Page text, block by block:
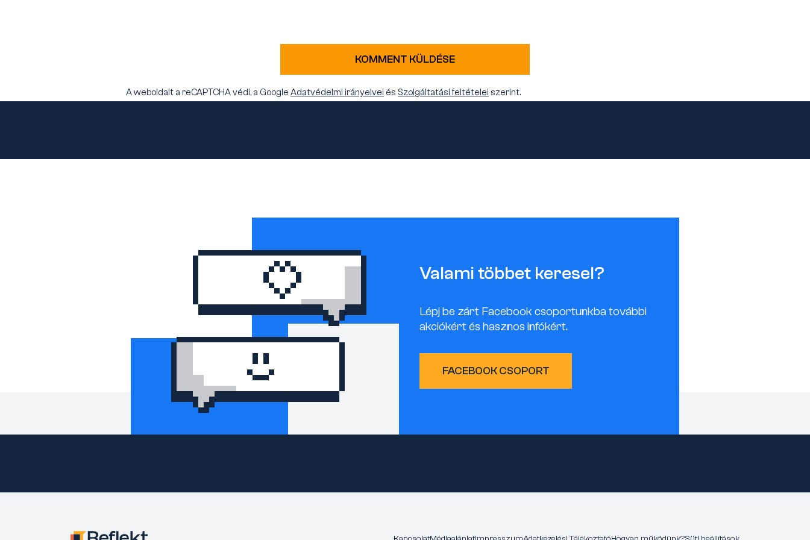
KOMMENT KÜLDÉSE
A weboldalt a reCAPTCHA védi, a Google Adatvédelmi irányelvei és Szolgáltatási feltételei szerint.
Valami többet keresel?
Lépj be zárt Facebook csoportunkba további
akciókért és hasznos infókért.
FACEBOOK CSOPORT